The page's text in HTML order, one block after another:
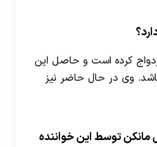
کرده است و حاصل این
وی در حال حاضر نیز
توسط این خواننده